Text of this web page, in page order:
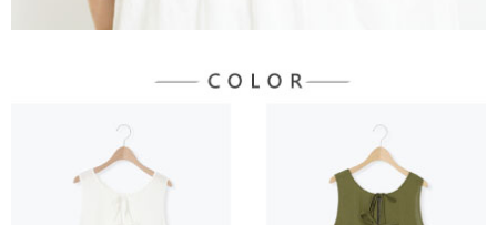
時審查核予不同之上限額度；若仍有額度不足之情形，本公司將視審查結果
請求用戶進行身份認證。